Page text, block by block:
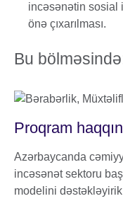
incəsənətin sosial
önə çıxarılması.
Bu
Proqram
Azərbaycanda
incəsənət sektoru
modelini